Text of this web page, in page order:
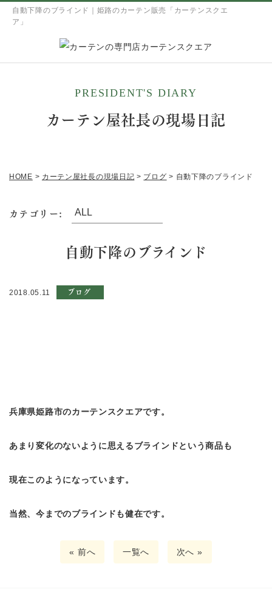
自動下降のブラインド｜姫路のカーテン販売「カーテンスクエ
ア」
PRESIDENT'S DIARY
カーテン屋社長の現場日記
HOME > カーテン屋社長の現場日記 > ブログ > 自動下降のブラインド
カテゴリー:
自動下降のブラインド
2018.05.11 ブログ
兵庫県姫路市のカーテンスクエアです。
あまり変化のないように思えるブラインドという商品も
現在このようになっています。
当然、今までのブラインドも健在です。
« 前へ 一覧へ 次へ »